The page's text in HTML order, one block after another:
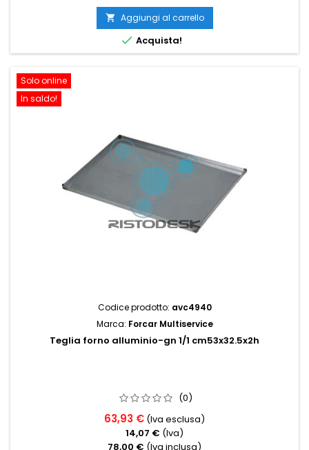
 Aggiungi al carrello
 Acquista!
Solo online
In saldo!
Codice prodotto: avc4940
Marca: Forcar Multiservice
Teglia forno alluminio-gn 1/1 cm53x32.5x2h
(0)
63,93 € (Iva esclusa)
14,07 € (Iva)
78,00 € (Iva inclusa)